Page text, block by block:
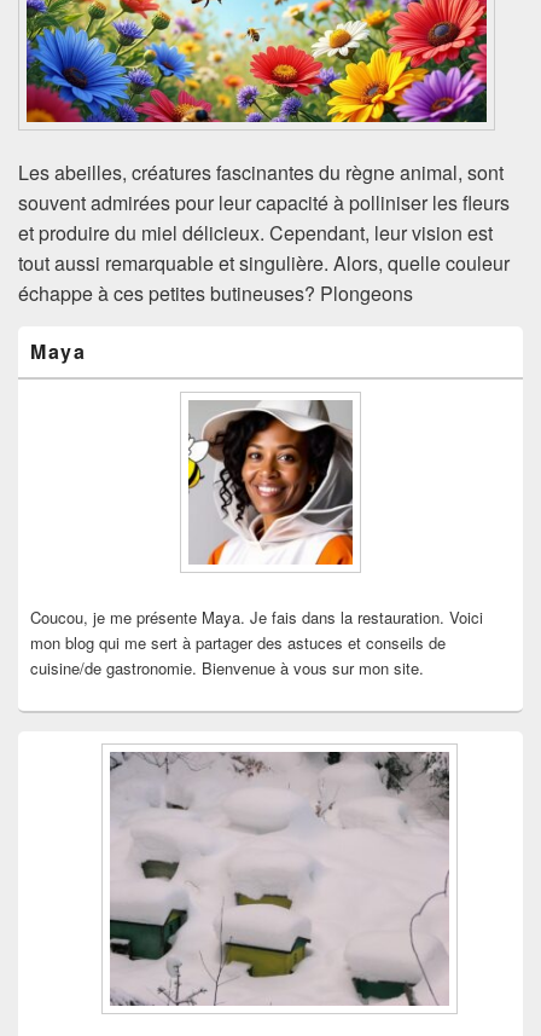
Les abeilles, créatures fascinantes du règne animal, sont
souvent admirées pour leur capacité à polliniser les fleurs
et produire du miel délicieux. Cependant, leur vision est
tout aussi remarquable et singulière. Alors, quelle couleur
échappe à ces petites butineuses? Plongeons
principale
de
Maya
Coucou, je me présente Maya. Je fais dans la restauration. Voici
mon blog qui me sert à partager des astuces et conseils de
cuisine/de gastronomie. Bienvenue à vous sur mon site.